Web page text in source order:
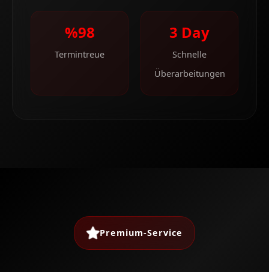
%98
Termintreue
3 Day
Schnelle
Überarbeitungen
Premium-Service